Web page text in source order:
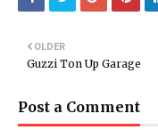
OLDER
Guzzi Ton Up Garage
Post a Comment